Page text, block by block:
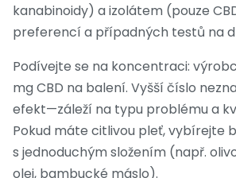
kanabinoidy) a izolátem (pouze
preferencí a případných testů na
Podívejte se na koncentraci:
mg CBD na balení. Vyšší číslo
efekt—záleží na typu problému a
Pokud máte citlivou pleť, vybírejte
s jednoduchým složením (např.
olej, bambucké máslo).